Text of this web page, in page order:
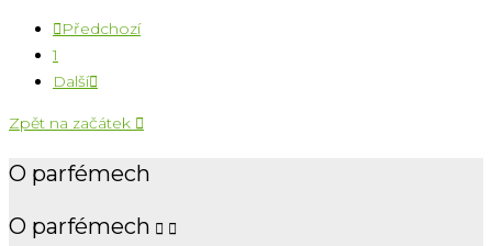
Předchozí
1
Další
Zpět na začátek 
O parfémech
O parfémech  